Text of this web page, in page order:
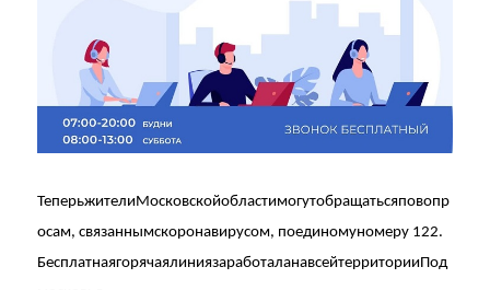
ТеперьжителиМосковскойобластимогутобращатьсяповопр
осам,связаннымскоронавирусом, поединомуномеру 122.
БесплатнаягорячаялиниязаработаланавсейтерриторииПод